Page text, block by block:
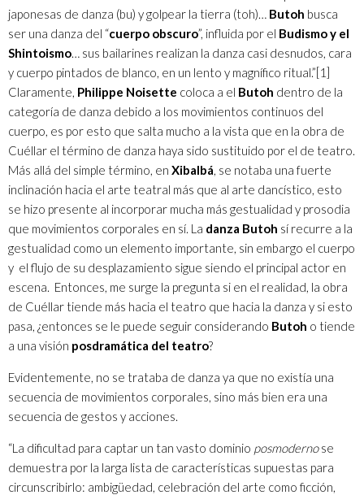
japonesas de danza (bu) y golpear la tierra (toh)… Butoh busca
ser una danza del “cuerpo obscuro”, influida por el Budismo y el
Shintoismo… sus bailarines realizan la danza casi desnudos, cara
y cuerpo pintados de blanco, en un lento y magnífico ritual.”[1]
Claramente, Philippe Noisette coloca a el Butoh dentro de la
categoría de danza debido a los movimientos continuos del
cuerpo, es por esto que salta mucho a la vista que en la obra de
Cuéllar el término de danza haya sido sustituido por el de teatro.
Más allá del simple término, en Xibalbá, se notaba una fuerte
inclinación hacia el arte teatral más que al arte dancístico, esto
se hizo presente al incorporar mucha más gestualidad y prosodia
que movimientos corporales en sí. La danza Butoh sí recurre a la
gestualidad como un elemento importante, sin embargo el cuerpo
y el flujo de su desplazamiento sigue siendo el principal actor en
escena. Entonces, me surge la pregunta si en el realidad, la obra
de Cuéllar tiende más hacia el teatro que hacia la danza y si esto
pasa, ¿entonces se le puede seguir considerando Butoh o tiende
a una visión posdramática del teatro?
Evidentemente, no se trataba de danza ya que no existía una
secuencia de movimientos corporales, sino más bien era una
secuencia de gestos y acciones.
“La dificultad para captar un tan vasto dominio posmodernose
demuestra por la larga lista de características supuestas para
circunscribirlo: ambigüedad, celebración del arte como ficción,